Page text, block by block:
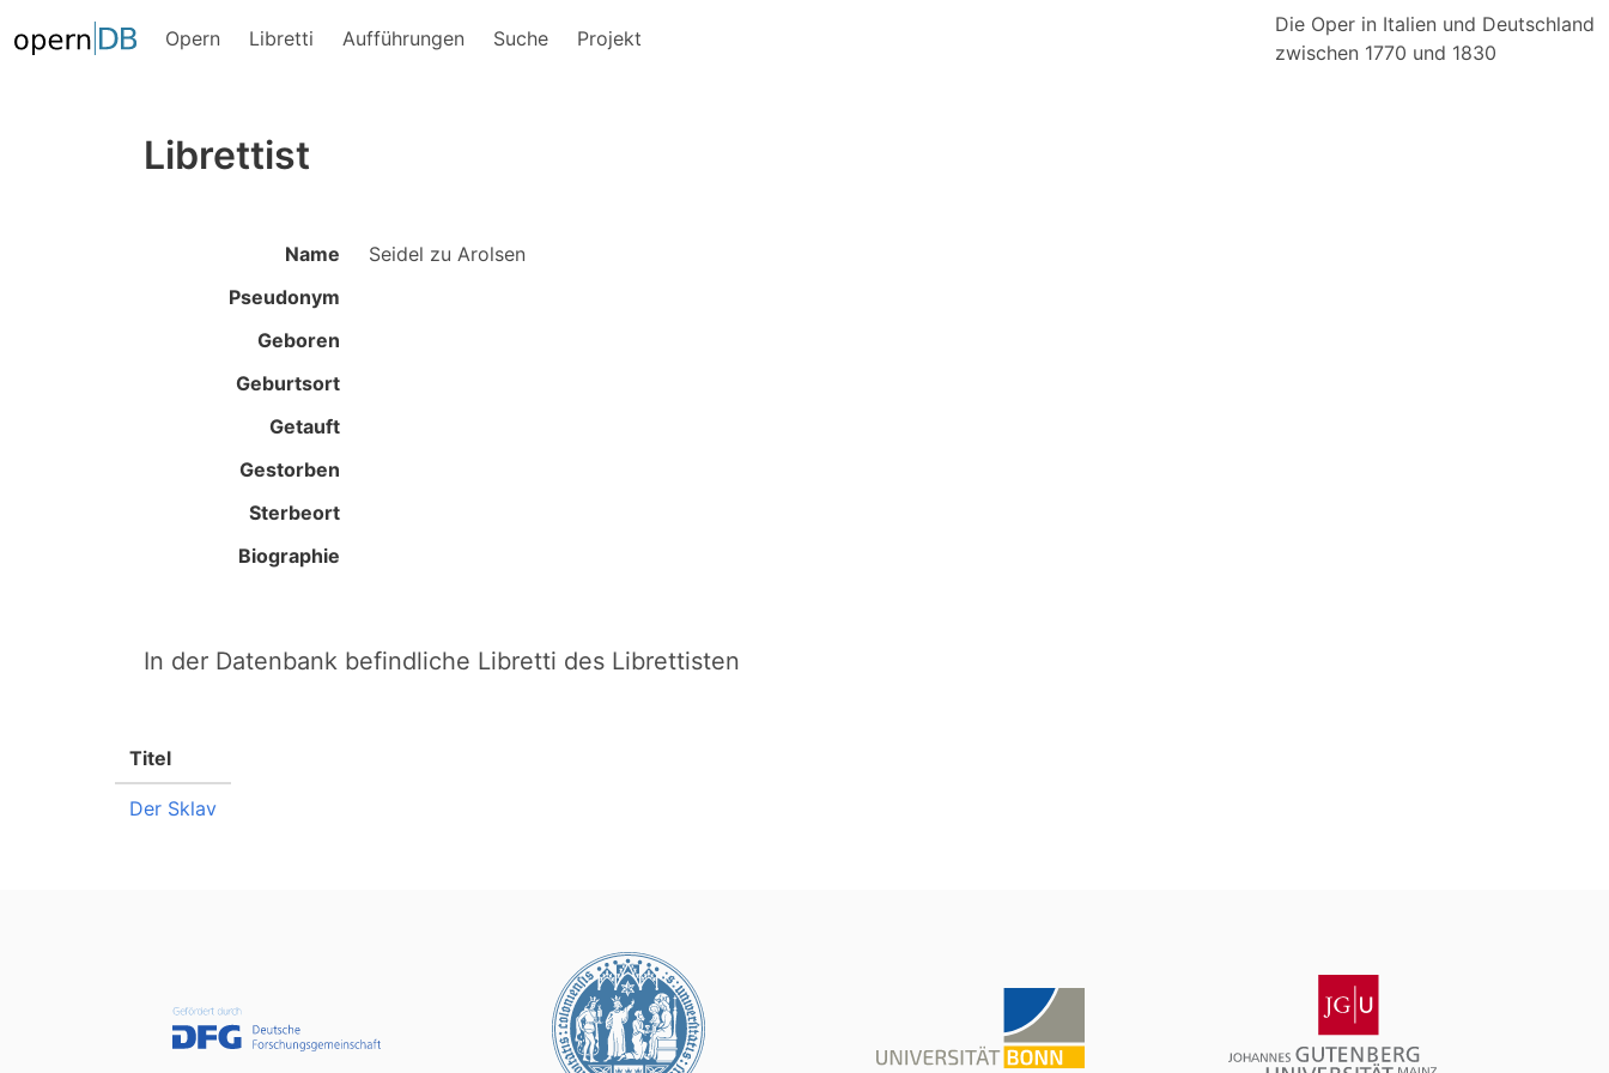
Opern Libretti Aufführungen Suche Projekt
Die Oper in Italien und Deutschland
zwischen 1770 und 1830
Librettist
Name
Seidel zu Arolsen
Pseudonym
Geboren
Geburtsort
Getauft
Gestorben
Sterbeort
Biographie
In der Datenbank befindliche Libretti des Librettisten
Titel
Der Sklav